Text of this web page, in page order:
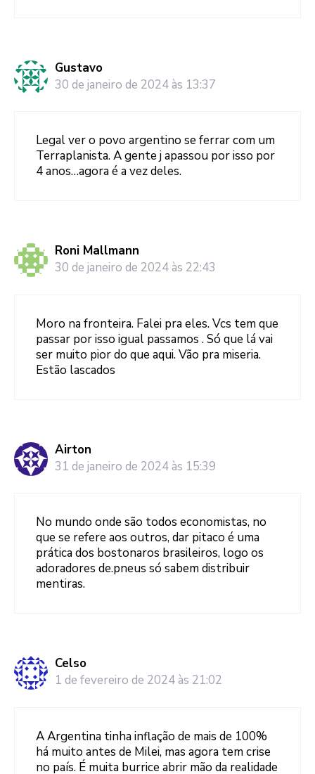
Gustavo
30 de janeiro de 2024 às 13:37
Legal ver o povo argentino se ferrar com um
Terraplanista. A gente j apassou por isso por
4 anos…agora é a vez deles.
Roni Mallmann
30 de janeiro de 2024 às 22:43
Moro na fronteira. Falei pra eles. Vcs tem que
passar por isso igual passamos . Só que lá vai
ser muito pior do que aqui. Vão pra miseria.
Estão lascados
Airton
31 de janeiro de 2024 às 15:39
No mundo onde são todos economistas, no
que se refere aos outros, dar pitaco é uma
prática dos bostonaros brasileiros, logo os
adoradores de.pneus só sabem distribuir
mentiras.
Celso
1 de fevereiro de 2024 às 21:02
A Argentina tinha inflação de mais de 100%
há muito antes de Milei, mas agora tem crise
no país. É muita burrice abrir mão da realidade